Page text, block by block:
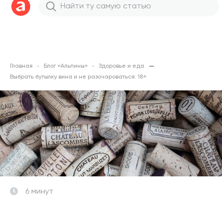
Главная Блог «Альпины»
Здоровье и еда
Выбрать бутылку вина и не разочароваться: 18+
6 минут